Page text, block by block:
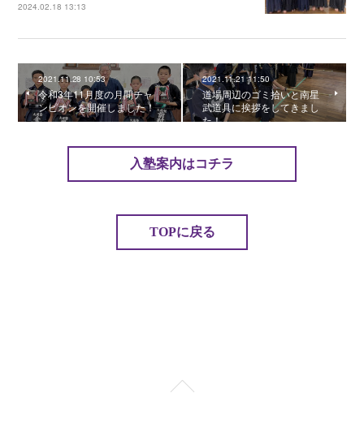
2024.02.18 13:13
2021.11.28 10:53
令和3年11月度の月間チャ
ンピオンを開催しました！
2021.11.21 11:50
道場周辺のゴミ拾いと南星
武道具に挨拶をしてきまし
た！
入塾案内はコチラ
TOPに戻る